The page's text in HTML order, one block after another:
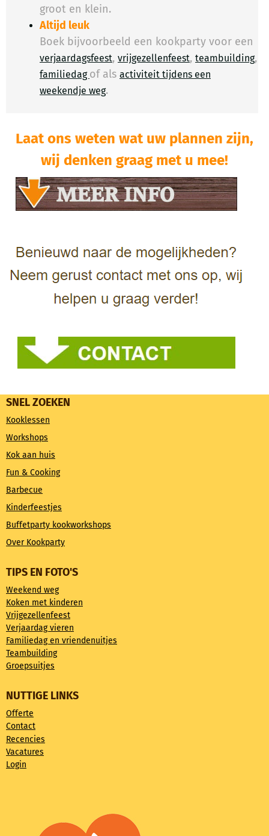
groot en klein.
Altijd leuk
Boek bijvoorbeeld een kookparty voor een
verjaardagsfeest, vrijgezellenfeest, teambuilding,
familiedag of als activiteit tijdens een
weekendje weg.
Laat ons weten wat uw plannen zijn,
wij denken graag met u mee!​
SNEL ZOEKEN
Kooklessen
Workshops
Kok aan huis
Fun & Cooking
Barbecue
Kinderfeestjes
Buffetparty kookworkshops
Over Kookparty
TIPS EN FOTO'S
Weekend weg
Koken met kinderen
Vrijgezellenfeest
Verjaardag vieren
Familiedag en vriendenuitjes
Teambuilding
Groepsuitjes
NUTTIGE LINKS
Offerte
Contact
Recencies
Vacatures
Login